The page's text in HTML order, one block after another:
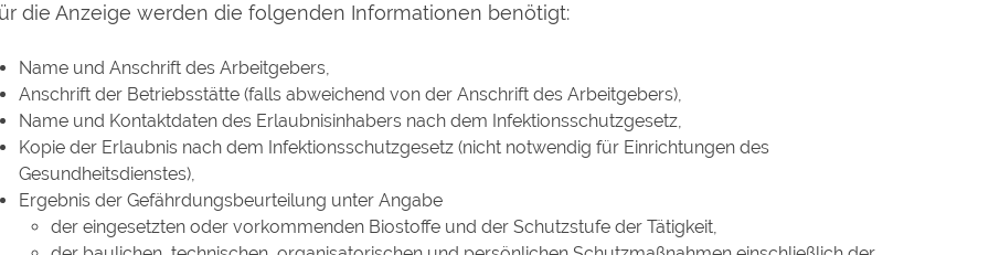
die Anzeige werden die folgenden Informationen benötigt:
Name und Anschrift des Arbeitgebers,
Anschrift der Betriebsstätte (falls abweichend von der Anschrift des Arbeitgebers),
Name und Kontaktdaten des Erlaubnisinhabers nach dem Infektionsschutzgesetz,
Kopie der Erlaubnis nach dem Infektionsschutzgesetz (nicht notwendig für Einrichtungen des
Gesundheitsdienstes),
Ergebnis der Gefährdungsbeurteilung unter Angabe
der eingesetzten oder vorkommenden Biostoffe und der Schutzstufe der Tätigkeit,